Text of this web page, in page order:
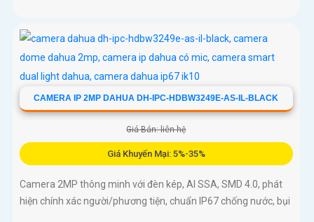
CAMERA IP 2MP DAHUA DH-IPC-HDBW3249E-AS-IL-BLACK
Giá Bán: liên hệ
Giá Khuyến Mại: 5%-35%
Camera 2MP thông minh với đèn kép, AI SSA, SMD 4.0, phát
hiện chính xác người/phương tiện, chuẩn IP67 chống nước, bụi